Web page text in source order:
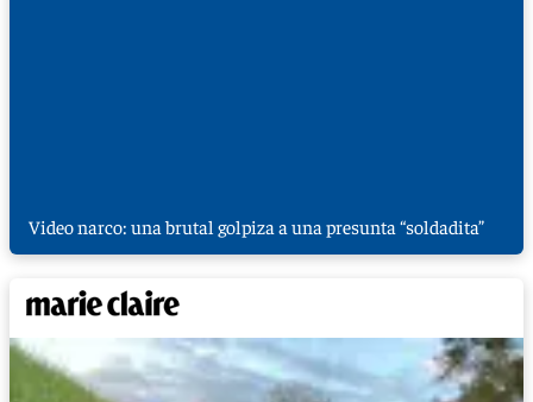
Video narco: una brutal golpiza a una presunta “soldadita”